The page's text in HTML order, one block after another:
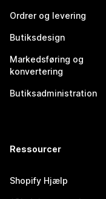
Ordrer og levering
Butiksdesign
Markedsføring og
konvertering
Butiksadministration
Ressourcer
Shopify Hjælp